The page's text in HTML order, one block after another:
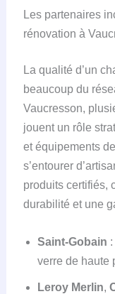
Les partenaires
rénovation à
La qualité d’un
beaucoup du
Vaucresson,
jouent un rôle
et équipements
s’entourer
produits certifiés,
durabilité et une
Saint-Gobain
verre de haute
Leroy Merlin,